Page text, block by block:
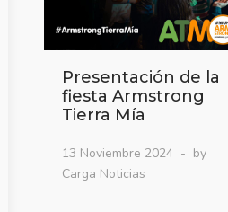
Presentación de la
fiesta Armstrong
Tierra Mía
13 Noviembre 2024
by
Carga Noticias